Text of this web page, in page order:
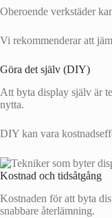
Oberoende verkstäder
Vi rekommenderar att
Göra det själv (DIY)
Att byta display själv är
nytta.
DIY kan vara
Kostnad och tidsåtgång
Kostnaden för att byta
snabbare återlämning.